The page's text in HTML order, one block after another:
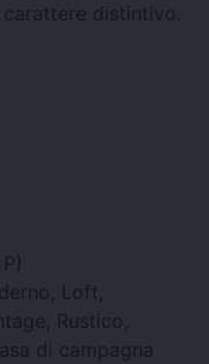
distintivo.
Loft,
Rustico,
di campagna